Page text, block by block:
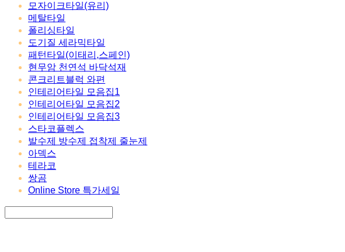
모자이크타일(유리)
메탈타일
폴리싱타일
도기질 세라믹타일
패턴타일(이태리,스페인)
현무암 천연석 바닥석재
콘크리트블럭 와편
인테리어타일 모음집1
인테리어타일 모음집2
인테리어타일 모음집3
스타코플렉스
발수제 방수제 접착제 줄눈제
아덱스
테라코
쌍곰
Online Store 특가세일